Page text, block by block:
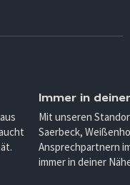
Immer in
Mit unseren
Saerbeck,
Ansprechpartnern
immer in deiner